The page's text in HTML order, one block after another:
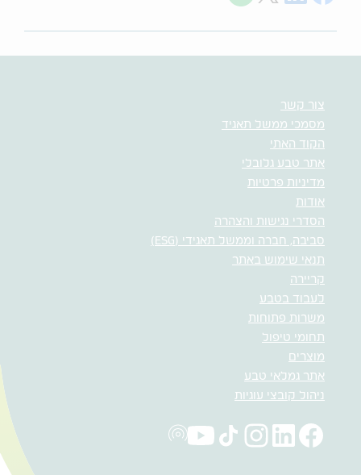
צור קשר
מסמכי ממשל תאגיד
הקוד האתי
אתר טבע גלובלי
מדיניות פרטיות
אודות
הסדרי נגישות והצהרה
סביבה, חברה וממשל תאגידי (ESG)
תנאי שימוש באתר
קריירה
לעבוד בטבע
משרות פתוחות
תחומי טיפול
מוצרים
אתר גמלאי טבע
ניהול קובצי עוגיות